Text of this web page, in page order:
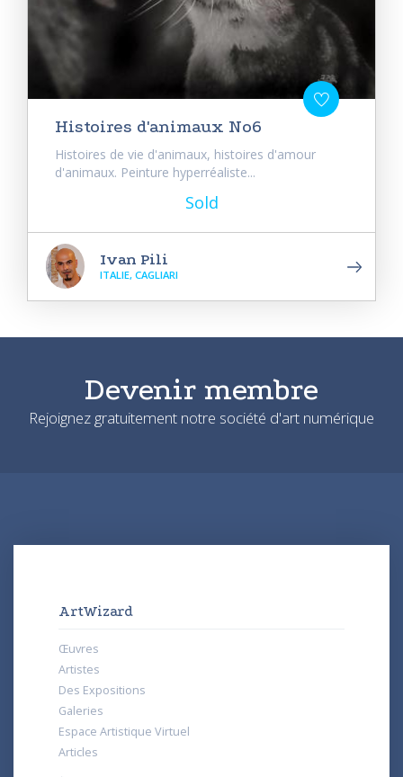
Histoires d'animaux No6
Histoires de vie d'animaux, histoires d'amour
d'animaux. Peinture hyperréaliste...
Sold
Ivan Pili
ITALIE, CAGLIARI
Devenir membre
Rejoignez gratuitement notre société d'art numérique
ArtWizard
Œuvres
Artistes
Des Expositions
Galeries
Espace Artistique Virtuel
Articles